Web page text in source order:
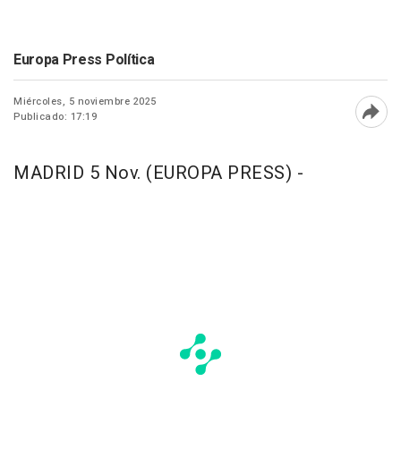
Europa Press Política
Miércoles, 5 noviembre 2025
Publicado: 17:19
MADRID 5 Nov. (EUROPA PRESS) -